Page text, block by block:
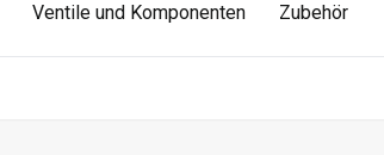
Ventile und Komponenten Zubehör